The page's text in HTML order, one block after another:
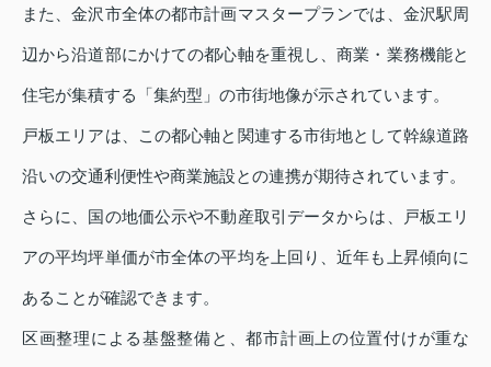
また、金沢市全体の都市計画マスタープランでは、金沢駅周
辺から沿道部にかけての都心軸を重視し、商業・業務機能と
住宅が集積する「集約型」の市街地像が示されています。
戸板エリアは、この都心軸と関連する市街地として幹線道路
沿いの交通利便性や商業施設との連携が期待されています。
さらに、国の地価公示や不動産取引データからは、戸板エリ
アの平均坪単価が市全体の平均を上回り、近年も上昇傾向に
あることが確認できます。
区画整理による基盤整備と、都市計画上の位置付けが重な